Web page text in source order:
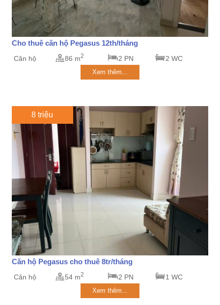
Cho thuê căn hộ Pegasus 12th/tháng
Căn hộ 86 m2 2 PN 2 WC
Xem thêm...
8 triệu
Căn hộ Pegasus cho thuê 8tr/tháng
Căn hộ 54 m2 2 PN 1 WC
Xem thêm...